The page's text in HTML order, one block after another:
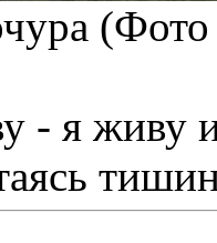
- я живу